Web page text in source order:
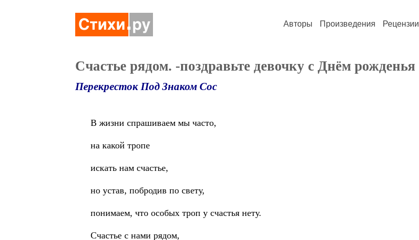
Авторы Произведения Рецензии
Счастье рядом. -поздравьте девочку с Днём рожденья
Перекресток Под Знаком Сос
В жизни спрашиваем мы часто,
на какой тропе
искать нам счастье,
но устав, побродив по свету,
понимаем, что особых троп у счастья нету.
Счастье с нами рядом,